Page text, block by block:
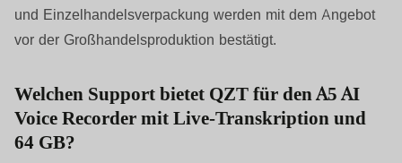
und Einzelhandelsverpackung werden mit dem Angebot
vor der Großhandelsproduktion bestätigt.
Welchen Support bietet QZT für den A5 AI
Voice Recorder mit Live-Transkription und
64 GB?